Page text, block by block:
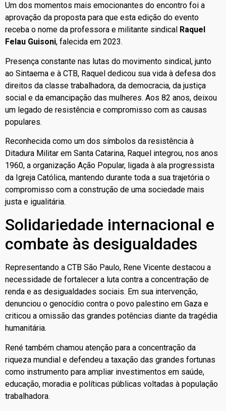
Um dos momentos mais emocionantes do encontro foi a
aprovação da proposta para que esta edição do evento
receba o nome da professora e militante sindical Raquel
Felau Guisoni, falecida em 2023.
Presença constante nas lutas do movimento sindical, junto
ao Sintaema e à CTB, Raquel dedicou sua vida à defesa dos
direitos da classe trabalhadora, da democracia, da justiça
social e da emancipação das mulheres. Aos 82 anos, deixou
um legado de resistência e compromisso com as causas
populares.
Reconhecida como um dos símbolos da resistência à
Ditadura Militar em Santa Catarina, Raquel integrou, nos anos
1960, a organização Ação Popular, ligada à ala progressista
da Igreja Católica, mantendo durante toda a sua trajetória o
compromisso com a construção de uma sociedade mais
justa e igualitária.
Solidariedade internacional e
combate às desigualdades
Representando a CTB São Paulo, Rene Vicente destacou a
necessidade de fortalecer a luta contra a concentração de
renda e as desigualdades sociais. Em sua intervenção,
denunciou o genocídio contra o povo palestino em Gaza e
criticou a omissão das grandes potências diante da tragédia
humanitária.
René também chamou atenção para a concentração da
riqueza mundial e defendeu a taxação das grandes fortunas
como instrumento para ampliar investimentos em saúde,
educação, moradia e políticas públicas voltadas à população
trabalhadora.